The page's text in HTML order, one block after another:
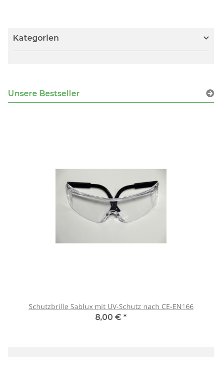
Kategorien
Unsere Bestseller
Schutzbrille Sablux mit UV-Schutz nach CE-EN166
8,00 € *